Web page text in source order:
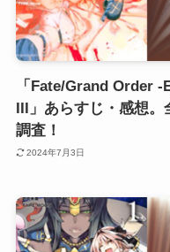
「Fate/Grand Order
III」あらすじ・感想
調査！
2024年7月3日